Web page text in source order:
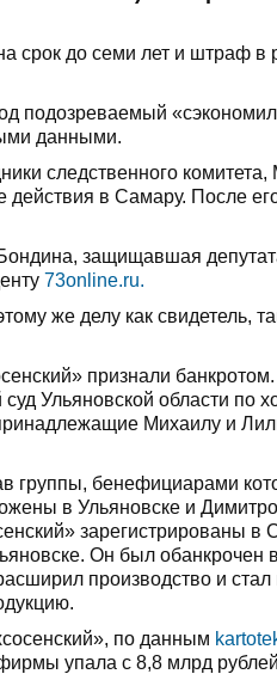
срок до семи лет и штраф в
подозреваемый
данными.
следственного
действия в Самару. После
защищавшая
73online.ru.
же делу как свидетель,
признали
Ульяновской области по
Михаилу и
группы, бенефициарами
в Ульяновске и
зарегистрированы в
Он был
производство и
по данным
упала с 8,8 млрд